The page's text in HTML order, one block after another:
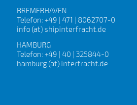
BREMERHAVEN
Telefon: +49 | 471 | 8062707-0
info (at) shipinterfracht.de
HAMBURG
Telefon: +49 | 40 | 325844-0
hamburg (at) interfracht.de